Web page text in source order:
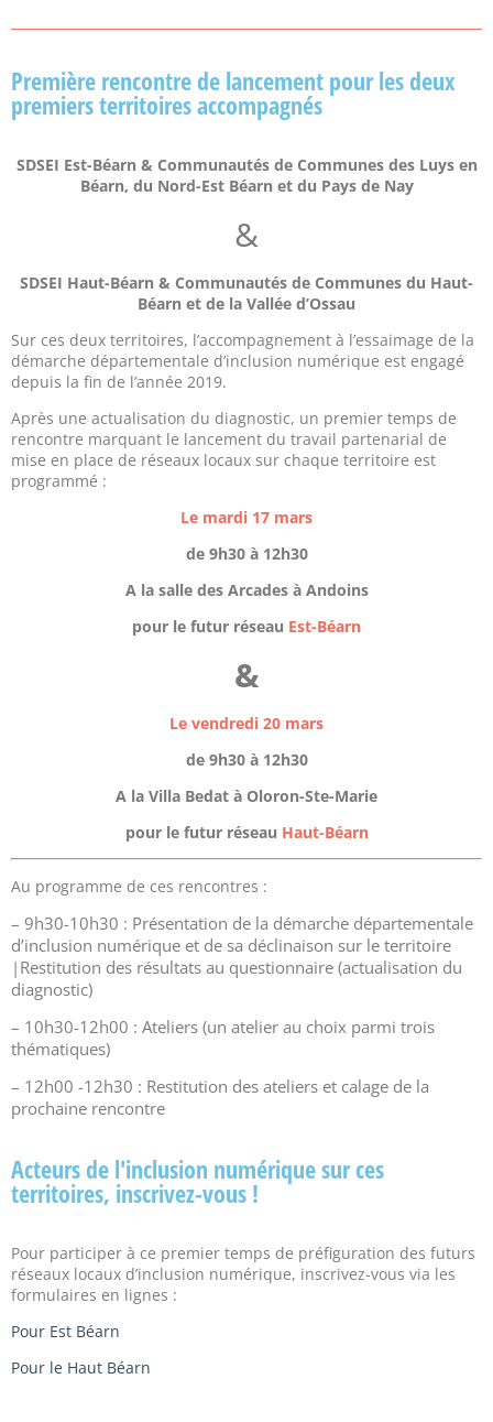
Première rencontre de lancement pour les deux
premiers territoires accompagnés
SDSEI Est-Béarn & Communautés de Communes des Luys en
Béarn, du Nord-Est Béarn et du Pays de Nay
&
SDSEI Haut-Béarn & Communautés de Communes du Haut-
Béarn et de la Vallée d’Ossau
Sur ces deux territoires, l’accompagnement à l’essaimage de la
démarche départementale d’inclusion numérique est engagé
depuis la fin de l’année 2019.
Après une actualisation du diagnostic, un premier temps de
rencontre marquant le lancement du travail partenarial de
mise en place de réseaux locaux sur chaque territoire est
programmé :
Le mardi 17 mars
de 9h30 à 12h30
A la salle des Arcades à Andoins
pour le futur réseau Est-Béarn
&
Le vendredi 20 mars
de 9h30 à 12h30
A la Villa Bedat à Oloron-Ste-Marie
pour le futur réseau Haut-Béarn
Au programme de ces rencontres :
– 9h30-10h30 : Présentation de la démarche départementale
d’inclusion numérique et de sa déclinaison sur le territoire
|Restitution des résultats au questionnaire (actualisation du
diagnostic)
– 10h30-12h00 : Ateliers (un atelier au choix parmi trois
thématiques)
– 12h00 -12h30 : Restitution des ateliers et calage de la
prochaine rencontre
Acteurs de l'inclusion numérique sur ces
territoires, inscrivez-vous !
Pour participer à ce premier temps de préfiguration des futurs
réseaux locaux d’inclusion numérique, inscrivez-vous via les
formulaires en lignes :
Pour Est Béarn
Pour le Haut Béarn